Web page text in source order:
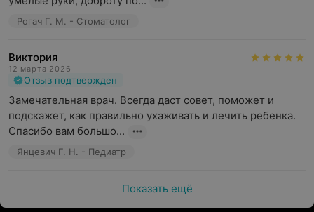
Рогач Г. М. - Стоматолог
Виктория
12 марта 2026
Отзыв подтвержден
Замечательная врач. Всегда даст совет, поможет и
подскажет, как правильно ухаживать и лечить ребенка.
Спасибо вам большо...
Янцевич Г. Н. - Педиатр
Показать ещё